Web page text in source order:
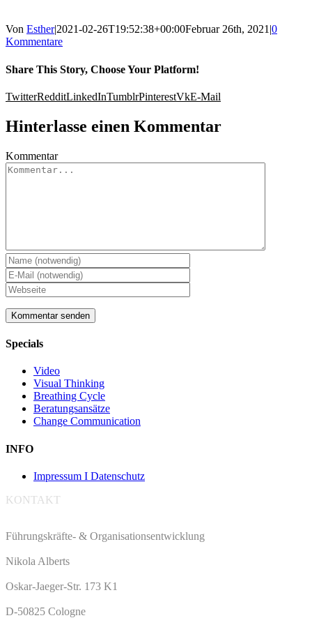
Von Esther|2021-02-26T19:52:38+00:00Februar 26th, 2021|0
Kommentare
Share This Story, Choose Your Platform!
TwitterRedditLinkedInTumblrPinterestVkE-Mail
Hinterlasse einen Kommentar
Kommentar
Specials
Video
Visual Thinking
Breathing Cycle
Beratungsansätze
Change Communication
INFO
Impressum I Datenschutz
KONTAKT
Führungskräfte- & Organisationsentwicklung
Nikola Alberts
Oskar-Jaeger-Str. 173 K1
D-50825 Cologne